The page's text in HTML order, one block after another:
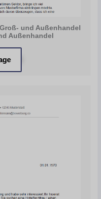
und Außenhandel
Außenhandel